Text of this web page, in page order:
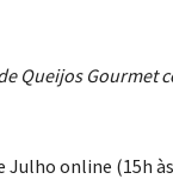
Queijos Gourmet
Julho online (15h